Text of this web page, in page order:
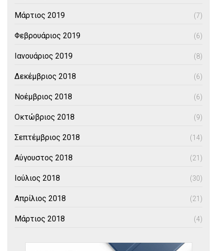
Μάρτιος 2019 (7)
Φεβρουάριος 2019 (6)
Ιανουάριος 2019 (8)
Δεκέμβριος 2018 (6)
Νοέμβριος 2018 (6)
Οκτώβριος 2018 (9)
Σεπτέμβριος 2018 (14)
Αύγουστος 2018 (21)
Ιούλιος 2018 (30)
Απρίλιος 2018 (21)
Μάρτιος 2018 (4)